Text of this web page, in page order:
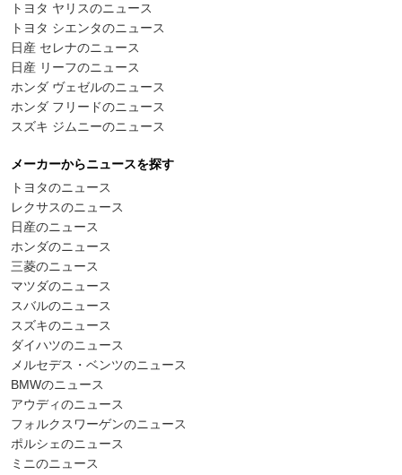
トヨタ ヤリスのニュース
トヨタ シエンタのニュース
日産 セレナのニュース
日産 リーフのニュース
ホンダ ヴェゼルのニュース
ホンダ フリードのニュース
スズキ ジムニーのニュース
メーカーからニュースを探す
トヨタのニュース
レクサスのニュース
日産のニュース
ホンダのニュース
三菱のニュース
マツダのニュース
スバルのニュース
スズキのニュース
ダイハツのニュース
メルセデス・ベンツのニュース
BMWのニュース
アウディのニュース
フォルクスワーゲンのニュース
ポルシェのニュース
ミニのニュース